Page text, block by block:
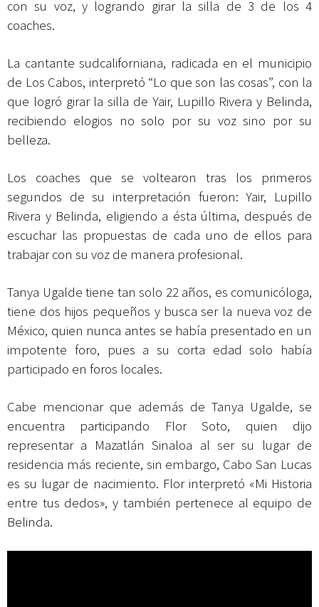
con su voz, y logrando girar la silla de 3 de los 4
coaches.
La cantante sudcaliforniana, radicada en el municipio
de Los Cabos, interpretó “Lo que son las cosas”, con la
que logró girar la silla de Yair, Lupillo Rivera y Belinda,
recibiendo elogios no solo por su voz sino por su
belleza.
Los coaches que se voltearon tras los primeros
segundos de su interpretación fueron: Yair, Lupillo
Rivera y Belinda, eligiendo a ésta última, después de
escuchar las propuestas de cada uno de ellos para
trabajar con su voz de manera profesional.
Tanya Ugalde tiene tan solo 22 años, es comunicóloga,
tiene dos hijos pequeños y busca ser la nueva voz de
México, quien nunca antes se había presentado en un
impotente foro, pues a su corta edad solo había
participado en foros locales.
Cabe mencionar que además de Tanya Ugalde, se
encuentra participando Flor Soto, quien dijo
representar a Mazatlán Sinaloa al ser su lugar de
residencia más reciente, sin embargo, Cabo San Lucas
es su lugar de nacimiento. Flor interpretó «Mi Historia
entre tus dedos», y también pertenece al equipo de
Belinda.